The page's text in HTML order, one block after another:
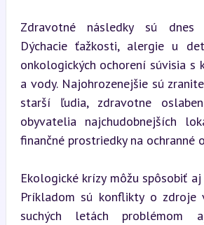
Zdravotné následky sú dnes
Dýchacie ťažkosti, alergie u
onkologických ochorení súvisia s
a vody. Najohrozenejšie sú
starší ľudia, zdravotne
obyvatelia najchudobnejších
finančné prostriedky na ochranné
Ekologické krízy môžu spôsobiť
Príkladom sú konflikty o zdroje
suchých letách problémom